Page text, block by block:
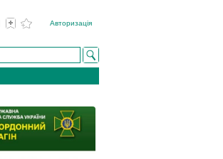
Авторизація